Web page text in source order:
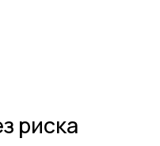
риска